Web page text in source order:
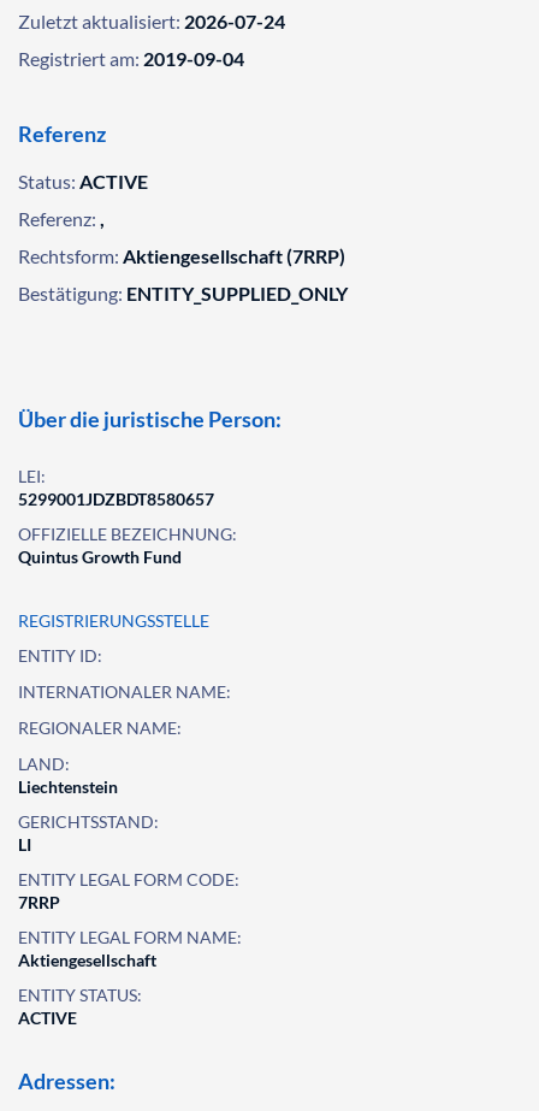
Zuletzt aktualisiert: 2026-07-24
Registriert am: 2019-09-04
Referenz
Status: ACTIVE
Referenz: ,
Rechtsform: Aktiengesellschaft (7RRP)
Bestätigung: ENTITY_SUPPLIED_ONLY
Über die juristische Person:
LEI:
5299001JDZBDT8580657
OFFIZIELLE BEZEICHNUNG:
Quintus Growth Fund
REGISTRIERUNGSSTELLE
ENTITY ID:
INTERNATIONALER NAME:
REGIONALER NAME:
LAND:
Liechtenstein
GERICHTSSTAND:
LI
ENTITY LEGAL FORM CODE:
7RRP
ENTITY LEGAL FORM NAME:
Aktiengesellschaft
ENTITY STATUS:
ACTIVE
Adressen: